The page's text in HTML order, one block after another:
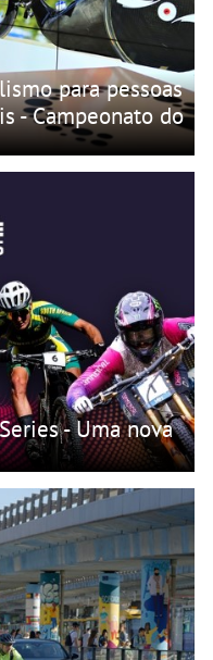
para pessoas
- Campeonato do
- Uma nova